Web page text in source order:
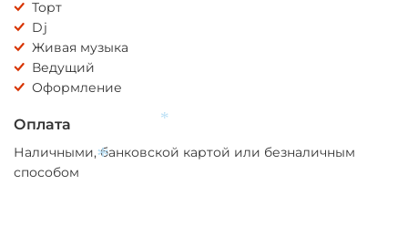
Торт
Dj
Живая музыка
Ведущий
Оформление
Оплата
Наличными, банковской картой или безналичным
способом